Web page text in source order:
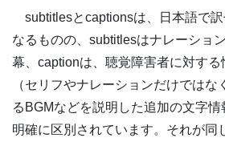
subtitlesとcaptionsは、日本語で訳
なるものの、subtitlesはナレーショ
幕、captionは、聴覚障害者に対す
（セリフやナレーションだけではな
るBGMなどを説明した追加の文字情
明確に区別されています。それが同